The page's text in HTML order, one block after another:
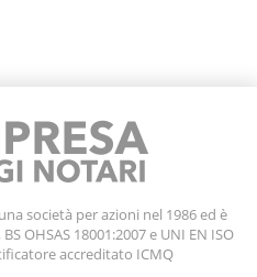
società per azioni nel 1986 ed è
OHSAS 18001:2007 e UNI EN ISO
accreditato ICMQ